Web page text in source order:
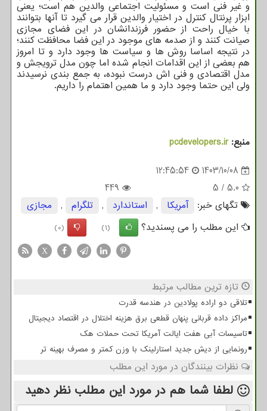
و غیر فنی است و مسئولیت اجتماعی والدین هم است؛ یعنی
ابزار پرنتال کنترل در اختیار والدین قرار می گیرد تا آنها بتوانند
با خیال راحت از حضور فرزندانشان در این فضای مجازی
صیانت کنند و از صدمه های موجود در این فضا محافظت کنند؛
در نتیجه اساسا روش ها و سیاست ها وجود دارد و تا امروز
هم بعضی از این اقدامات انجام شده اما چون مدل ترویجش و
مدل اقتصادی و فنی اش درست نبوده، به جمع بندی نرسیدند
ولی این حتما وجود دارد و ما همین اهتمام را داریم.
منبع:pcdevelopers.ir
1403/10/08
12:45:54
5.0
/
5
449
تگهای خبر:
آمریكا , استاندارد , تلگرام ,
مجازی
این مطلب را می پسندید؟
(1)
(0)
X
تازه ترین مطالب مرتبط
تلاقی دو اراده پولادین در هندسه قدرت
مراکز داده قربانی پنهان قطعی برق هزینه اختلال در اقتصاد دیجیتال
تاسیسات آبی هفت ایالت آمریکا تحت حملات هک
رونمایی از دیش جدید استارلینک با وزن کمتر و مصرف بهینه تر
نظرات بینندگان در مورد این مطلب
لطفا شما هم در مورد این مطلب نظر دهید